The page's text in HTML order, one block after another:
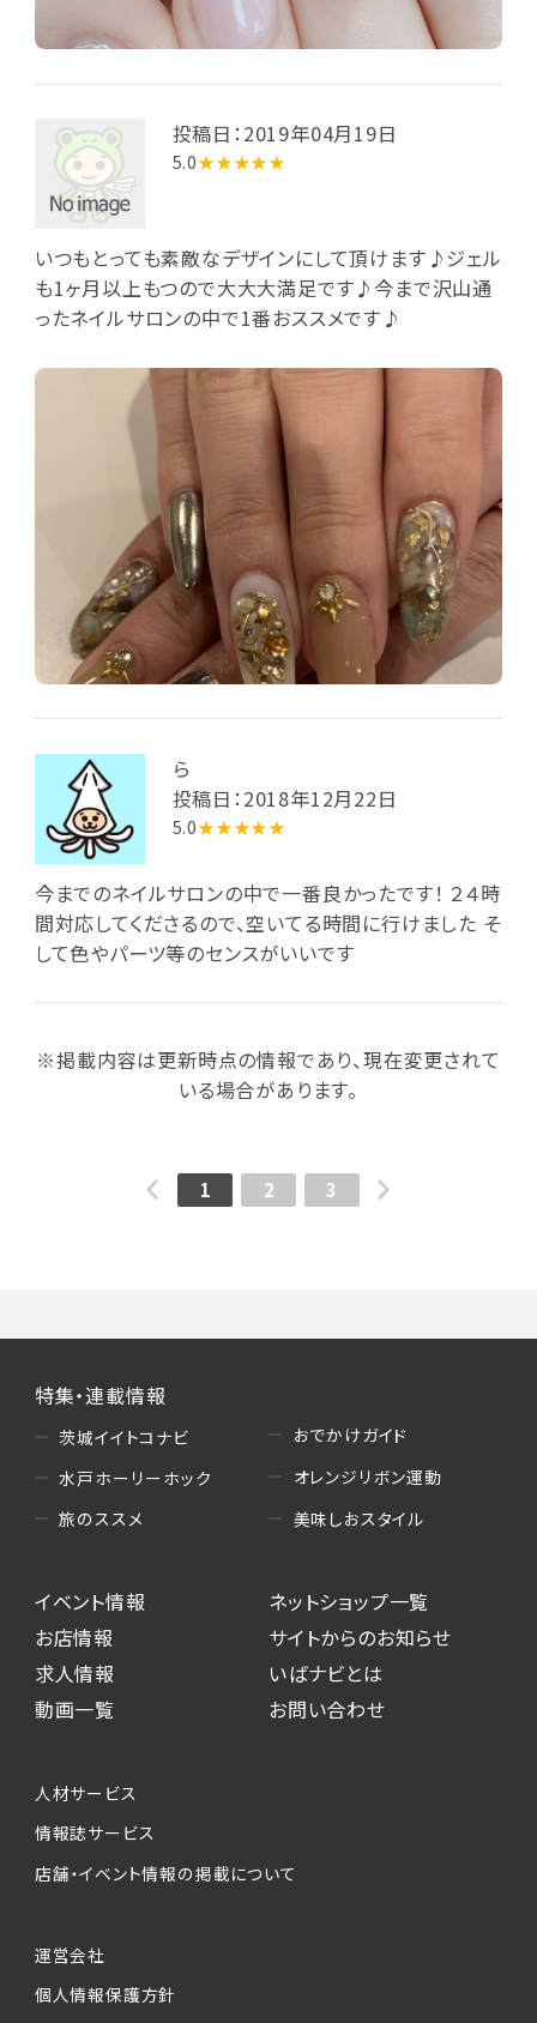
投稿日：2019年04月19日
5.0★★★★★
いつもとっても素敵なデザインにして頂けます♪ジェル
も1ヶ月以上もつので大大大満足です♪今まで沢山通
ったネイルサロンの中で1番おススメです♪
ら
投稿日：2018年12月22日
5.0★★★★★
今までのネイルサロンの中で一番良かったです！ ２４時
間対応してくださるので、空いてる時間に行けました そ
して色やパーツ等のセンスがいいです
※掲載内容は更新時点の情報であり、現在変更されて
いる場合があります。
1 2 3
特集・連載情報
茨城イイトコナビ
水戸ホーリーホック
旅のススメ
おでかけガイド
オレンジリボン運動
美味しおスタイル
イベント情報
お店情報
求人情報
動画一覧
ネットショップ一覧
サイトからのお知らせ
いばナビとは
お問い合わせ
人材サービス
情報誌サービス
店舗・イベント情報の掲載について
運営会社
個人情報保護方針